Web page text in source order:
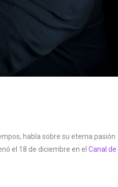
habla sobre su eterna pasión
el 18 de diciembre en el Canal de